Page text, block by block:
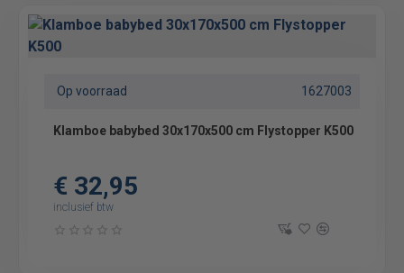
Op voorraad 1627003
Klamboe babybed 30x170x500 cm Flystopper K500
€ 32,95
inclusief btw